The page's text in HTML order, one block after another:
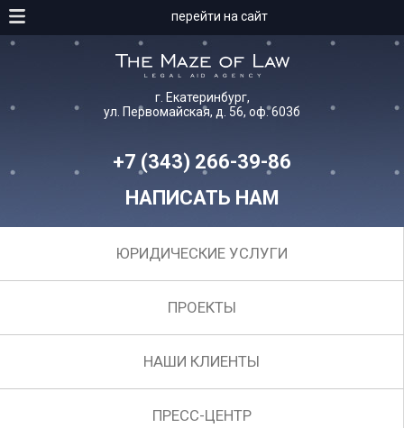
перейти на сайт
г. Екатеринбург,
ул. Первомайская, д. 56, оф. 603б
+7 (343) 266-39-86
НАПИСАТЬ НАМ
ЮРИДИЧЕСКИЕ УСЛУГИ
ПРОЕКТЫ
НАШИ КЛИЕНТЫ
ПРЕСС-ЦЕНТР